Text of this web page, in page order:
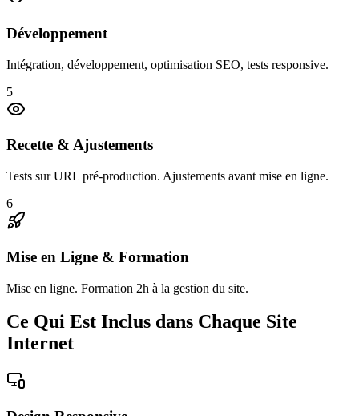
Développement
Intégration, développement, optimisation SEO, tests responsive.
5
Recette & Ajustements
Tests sur URL pré-production. Ajustements avant mise en ligne.
6
Mise en Ligne & Formation
Mise en ligne. Formation 2h à la gestion du site.
Ce Qui Est Inclus dans Chaque Site
Internet